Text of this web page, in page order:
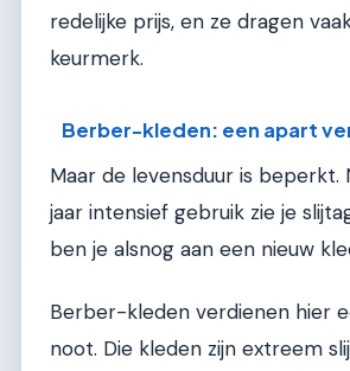
redelijke prijs, en ze dragen
keurmerk.
Berber-kleden: een apart
Maar de levensduur is beperkt.
jaar intensief gebruik zie je
ben je alsnog aan een nieuw
Berber-kleden verdienen hier
noot. Die kleden zijn extreem